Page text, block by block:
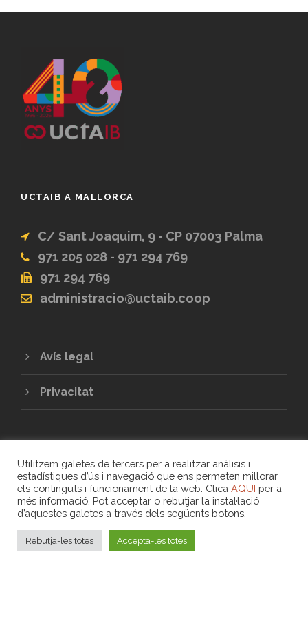
UCTAIB A MALLORCA
C/ Sant Joaquim, 9 - CP 07003 Palma
971 205 028 - 971 294 769
971 294 769
administracio@uctaib.coop
Avís legal
Privacitat
COPYRIGHT 2020 - UNIÓ DE COOPERATIVES
DE TREBALL ASSOCIAT DE LES ILLES
BALEARS
Utilitzem galetes de tercers per a realitzar anàlisis i
estadístiques d’ús i navegació que ens permeten millorar
els continguts i funcionament de la web. Clica AQUI per a
més informació. Pot acceptar o rebutjar la instal·lació
d’aquestes galetes a través dels següents botons.
Rebutja-les totes Accepta-les totes